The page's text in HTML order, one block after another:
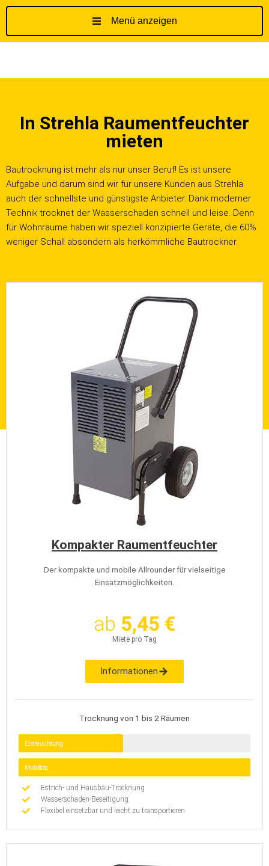
Menü anzeigen
In Strehla Raumentfeuchter
mieten
Bautrocknung ist mehr als nur unser Beruf! Es ist unsere
Aufgabe und darum sind wir für unsere Kunden aus Strehla
auch der schnellste und günstigste Anbieter. Dank moderner
Technik trocknet der Wasserschaden schnell und leise. Denn
für Wohnräume haben wir speziell konzipierte Geräte, die 60%
weniger Schall absondern als herkömmliche Bautrockner.
Kompakter Raumentfeuchter
Der kompakte und mobile Allrounder für vielseitige
Einsatzmöglichkeiten.
ab 5,45 €
Miete pro Tag
Informationen
Trocknung von 1 bis 2 Räumen
Entfeuchtung
Mobilität
Estrich- und Hausbau-Trocknung
Wasserschaden-Beseitigung
Flexibel einsetzbar und leicht zu transportieren